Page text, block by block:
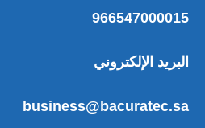
966547000015
البريد الإلكتروني
business@bacuratec.sa